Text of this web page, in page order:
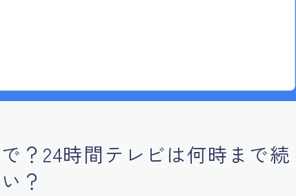
？24時間テレビは何時まで続
？